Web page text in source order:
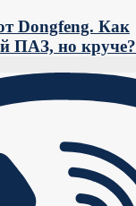
Dongfeng. Как
ПАЗ, но круче?